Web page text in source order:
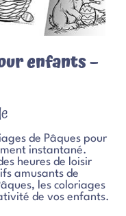
enfants –
de Pâques pour
instantané.
heures de loisir
amusants de
les coloriages
de vos enfants.